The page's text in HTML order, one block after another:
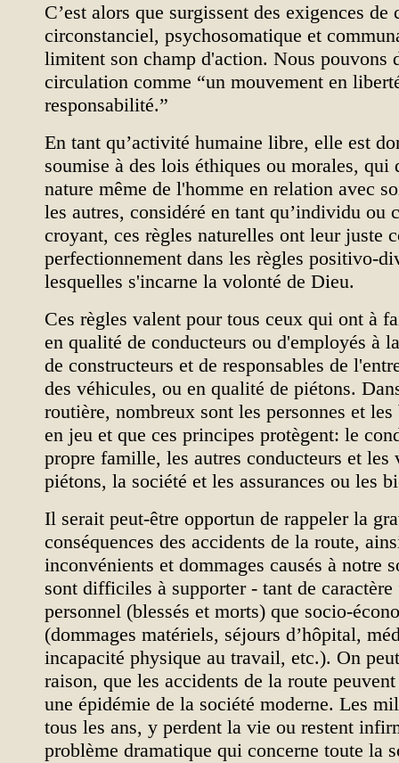
C’est alors que surgissent des exigences de
circonstanciel, psychosomatique et
limitent son champ d'action. Nous pouvons
circulation comme “un mouvement en
responsabilité.”
En tant qu’activité humaine libre, elle est
soumise à des lois éthiques ou morales, qui
nature même de l'homme en relation avec
les autres, considéré en tant qu’individu ou
croyant, ces règles naturelles ont leur juste
perfectionnement dans les règles positivo-
lesquelles s'incarne la volonté de Dieu.
Ces règles valent pour tous ceux qui ont à
en qualité de conducteurs ou d'employés à
de constructeurs et de responsables de
des véhicules, ou en qualité de piétons.
routière, nombreux sont les personnes et
en jeu et que ces principes protègent: le
propre famille, les autres conducteurs et les
piétons, la société et les assurances ou les
Il serait peut-être opportun de rappeler la
conséquences des accidents de la route,
inconvénients et dommages causés à notre
sont difficiles à supporter - tant de
personnel (blessés et morts) que socio-
(dommages matériels, séjours d’hôpital,
incapacité physique au travail, etc.). On
raison, que les accidents de la route
une épidémie de la société moderne. Les
tous les ans, y perdent la vie ou restent
problème dramatique qui concerne toute la